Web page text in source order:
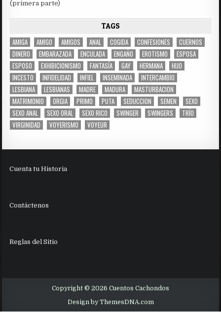
(primera parte)
TAGS
AMIGA AMIGO AMIGOS ANAL COGIDA CONFESIONES
CUERNOS
DINERO
EMBARAZADA ENCULADA ENGAÑO EROTISMO
ESPOSA
ESPOSO
EXHIBICIONISMO FANTASÍA GAY HERMANA
HIJO
INCESTO
INFIDELIDAD INFIEL INSEMINADA
INTERCAMBIO
LESBIANA
LESBIANAS MADRE MADURA
MASTURBACION
MATRIMONIO
ORGIA PRIMO PUTA SEDUCCION SEMEN
SEXO
SEXO ANAL
SEXO ORAL SEXO RICO SWINGER SWINGERS
TRÍO
VIRGINIDAD
VOYERISMO VOYEUR
Cuenta tu Historia
Contáctenos
Reglas del Sitio
Copyright © 2026 Cuentos Cachondos
Design by ThemesDNA.com